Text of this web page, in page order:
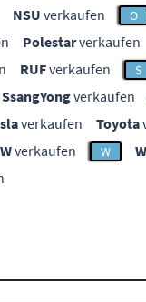
NSU verkaufen O
Polestarverkaufen
RUFverkaufen S
SsangYongverkaufen
verkaufen Toyota
verkaufen W